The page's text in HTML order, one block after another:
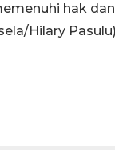
hak
Hilary Pasulu)